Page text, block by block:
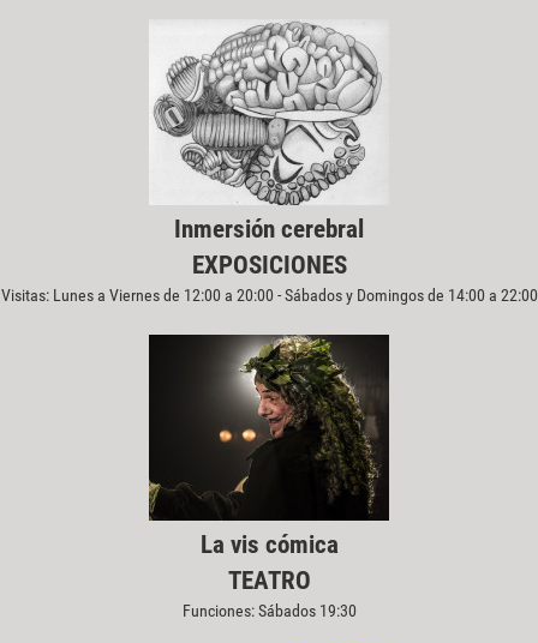
Inmersión cerebral
EXPOSICIONES
Visitas: Lunes a Viernes de 12:00 a 20:00 - Sábados y Domingos de 14:00 a 22:00
La vis cómica
TEATRO
Funciones: Sábados 19:30